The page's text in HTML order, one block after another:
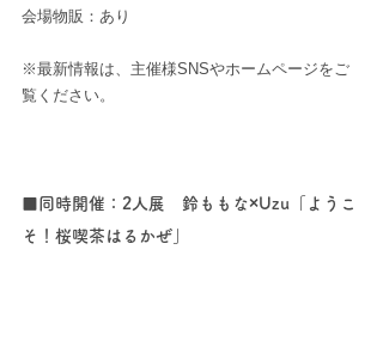
会場物販：あり
※最新情報は、主催様SNSやホームページをご
覧ください。
■同時開催：2人展　鈴ももな×Uzu「ようこ
そ！桜喫茶はるかぜ」